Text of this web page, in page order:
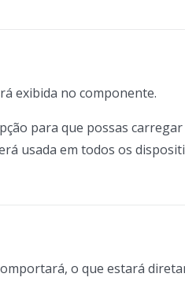
exibida no componente.
para que possas
usada em todos os
o que estará